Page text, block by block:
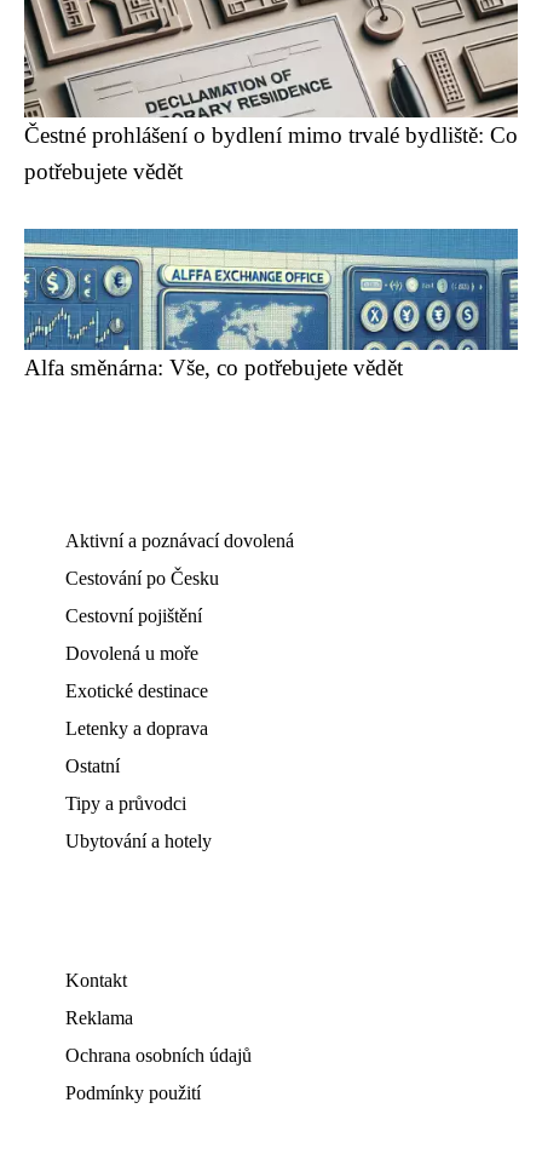
Čestné prohlášení o bydlení mimo trvalé bydliště: Co
potřebujete vědět
Alfa směnárna: Vše, co potřebujete vědět
Aktivní a poznávací dovolená
Cestování po Česku
Cestovní pojištění
Dovolená u moře
Exotické destinace
Letenky a doprava
Ostatní
Tipy a průvodci
Ubytování a hotely
Kontakt
Reklama
Ochrana osobních údajů
Podmínky použití